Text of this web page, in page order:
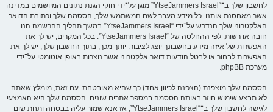
לחשבון שלך ב־“YtseJammers Israel” מוגן על־ידי חוקי הגנת נתונים המיושמים במדינה
אשר מאחסנת אותנו. כל מידע מעבר לשם המשתמש שלך, הססמה שלך וכתובת הדואר
האלקטרוני שלך הנדרש על־ידי “YtseJammers Israel” במשך תהליך ההרשמה הנו
חובה או רשות, לפי ההחלטה של “YtseJammers Israel”. בכל המקרים, יש לך את
האפשרות של איזה מידע בחשבונך יוצג לציבור. יותך מכך, בתוך החשבון שלך, יש לך את
האפשרות לבחור או לבטל הודעות דואר אלקטרוני אשר נוצרות באופן אוטומטי על־ידי
מערכת phpBB.
הססמה שלך מוצפנת (הצפנה לכיוון אחד) כך שהיא מאובטחת. עם זאת, מומלץ שאתה
לא תבצע שימוש חוזר באותה הססמה במספר אתרים שונים. הססמה שלך היא האמצעי
לגישה לחשבון שלך ב־“YtseJammers Israel”, אז אנא שמור עליה בבטחה ותחת שום